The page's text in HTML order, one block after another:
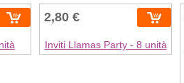
2,80 €
Inviti Llamas Party - 8 unità